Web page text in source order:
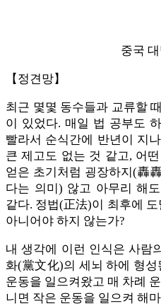
중국
【정견망】
최근 몇몇 동수들과 교류할
이 있었다. 매일 법 공부도
빨라서 순식간에 반년이 지
큰 제고도 없는 것 같고, 어
얻은 초기처럼 굉장하지(轟
다는 의미) 않고 아무리 해
같다. 정법(正法)이 최후에
아니어야 하지 않는가?
내 생각에 이런 인식은 사람
화(黨文化)의 세뇌 하에 형
운동을 일으켜왔고 매 차례
니면 작은 운동을 일으켜 해